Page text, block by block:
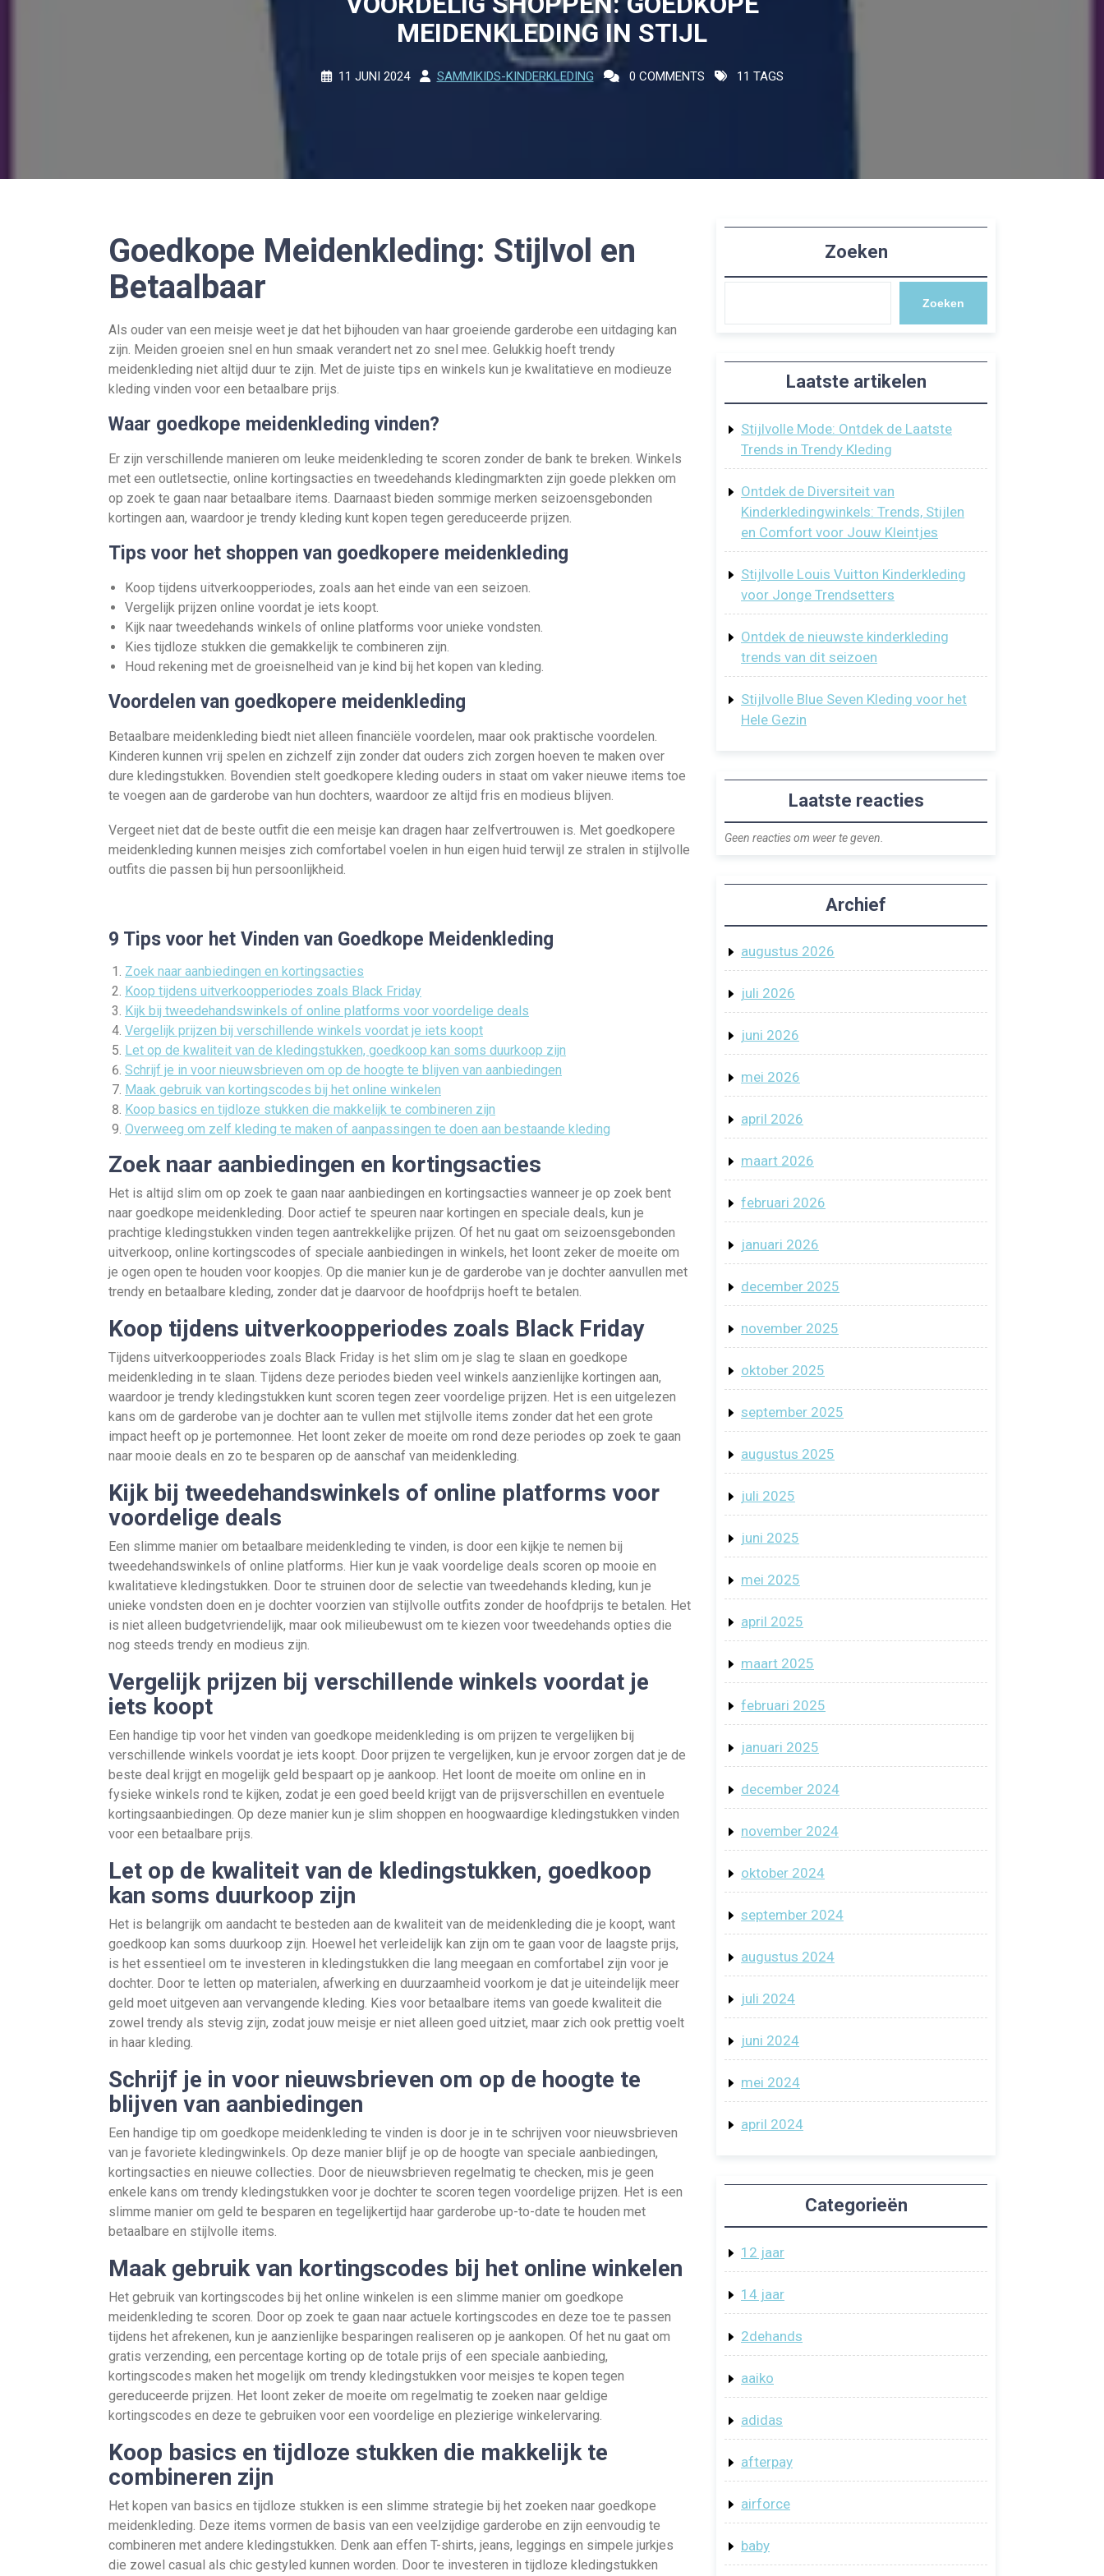
MEIDENKLEDING IN STIJL
11 JUNI 2024 SAMMIKIDS-KINDERKLEDING 0 COMMENTS 11 TAGS
Goedkope Meidenkleding: Stijlvol en
Betaalbaar
Als ouder van een meisje weet je dat het bijhouden van haar groeiende garderobe een uitdaging kan
zijn. Meiden groeien snel en hun smaak verandert net zo snel mee. Gelukkig hoeft trendy
meidenkleding niet altijd duur te zijn. Met de juiste tips en winkels kun je kwalitatieve en modieuze
kleding vinden voor een betaalbare prijs.
Waar goedkope meidenkleding vinden?
Er zijn verschillende manieren om leuke meidenkleding te scoren zonder de bank te breken. Winkels
met een outletsectie, online kortingsacties en tweedehands kledingmarkten zijn goede plekken om
op zoek te gaan naar betaalbare items. Daarnaast bieden sommige merken seizoensgebonden
kortingen aan, waardoor je trendy kleding kunt kopen tegen gereduceerde prijzen.
Tips voor het shoppen van goedkopere meidenkleding
Koop tijdens uitverkoopperiodes, zoals aan het einde van een seizoen.
Vergelijk prijzen online voordat je iets koopt.
Kijk naar tweedehands winkels of online platforms voor unieke vondsten.
Kies tijdloze stukken die gemakkelijk te combineren zijn.
Houd rekening met de groeisnelheid van je kind bij het kopen van kleding.
Voordelen van goedkopere meidenkleding
Betaalbare meidenkleding biedt niet alleen financiële voordelen, maar ook praktische voordelen.
Kinderen kunnen vrij spelen en zichzelf zijn zonder dat ouders zich zorgen hoeven te maken over
dure kledingstukken. Bovendien stelt goedkopere kleding ouders in staat om vaker nieuwe items toe
te voegen aan de garderobe van hun dochters, waardoor ze altijd fris en modieus blijven.
Vergeet niet dat de beste outfit die een meisje kan dragen haar zelfvertrouwen is. Met goedkopere
meidenkleding kunnen meisjes zich comfortabel voelen in hun eigen huid terwijl ze stralen in stijlvolle
outfits die passen bij hun persoonlijkheid.
9 Tips voor het Vinden van Goedkope Meidenkleding
Zoek naar aanbiedingen en kortingsacties
Koop tijdens uitverkoopperiodes zoals Black Friday
Kijk bij tweedehandswinkels of online platforms voor voordelige deals
Vergelijk prijzen bij verschillende winkels voordat je iets koopt
Let op de kwaliteit van de kledingstukken, goedkoop kan soms duurkoop zijn
Schrijf je in voor nieuwsbrieven om op de hoogte te blijven van aanbiedingen
Maak gebruik van kortingscodes bij het online winkelen
Koop basics en tijdloze stukken die makkelijk te combineren zijn
Overweeg om zelf kleding te maken of aanpassingen te doen aan bestaande kleding
Zoek naar aanbiedingen en kortingsacties
Het is altijd slim om op zoek te gaan naar aanbiedingen en kortingsacties wanneer je op zoek bent
naar goedkope meidenkleding. Door actief te speuren naar kortingen en speciale deals, kun je
prachtige kledingstukken vinden tegen aantrekkelijke prijzen. Of het nu gaat om seizoensgebonden
uitverkoop, online kortingscodes of speciale aanbiedingen in winkels, het loont zeker de moeite om
je ogen open te houden voor koopjes. Op die manier kun je de garderobe van je dochter aanvullen met
trendy en betaalbare kleding, zonder dat je daarvoor de hoofdprijs hoeft te betalen.
Koop tijdens uitverkoopperiodes zoals Black Friday
Tijdens uitverkoopperiodes zoals Black Friday is het slim om je slag te slaan en goedkope
meidenkleding in te slaan. Tijdens deze periodes bieden veel winkels aanzienlijke kortingen aan,
waardoor je trendy kledingstukken kunt scoren tegen zeer voordelige prijzen. Het is een uitgelezen
kans om de garderobe van je dochter aan te vullen met stijlvolle items zonder dat het een grote
impact heeft op je portemonnee. Het loont zeker de moeite om rond deze periodes op zoek te gaan
naar mooie deals en zo te besparen op de aanschaf van meidenkleding.
Kijk bij tweedehandswinkels of online platforms voor
voordelige deals
Een slimme manier om betaalbare meidenkleding te vinden, is door een kijkje te nemen bij
tweedehandswinkels of online platforms. Hier kun je vaak voordelige deals scoren op mooie en
kwalitatieve kledingstukken. Door te struinen door de selectie van tweedehands kleding, kun je
unieke vondsten doen en je dochter voorzien van stijlvolle outfits zonder de hoofdprijs te betalen. Het
is niet alleen budgetvriendelijk, maar ook milieubewust om te kiezen voor tweedehands opties die
nog steeds trendy en modieus zijn.
Vergelijk prijzen bij verschillende winkels voordat je
iets koopt
Een handige tip voor het vinden van goedkope meidenkleding is om prijzen te vergelijken bij
verschillende winkels voordat je iets koopt. Door prijzen te vergelijken, kun je ervoor zorgen dat je de
beste deal krijgt en mogelijk geld bespaart op je aankoop. Het loont de moeite om online en in
fysieke winkels rond te kijken, zodat je een goed beeld krijgt van de prijsverschillen en eventuele
kortingsaanbiedingen. Op deze manier kun je slim shoppen en hoogwaardige kledingstukken vinden
voor een betaalbare prijs.
Let op de kwaliteit van de kledingstukken, goedkoop
kan soms duurkoop zijn
Het is belangrijk om aandacht te besteden aan de kwaliteit van de meidenkleding die je koopt, want
goedkoop kan soms duurkoop zijn. Hoewel het verleidelijk kan zijn om te gaan voor de laagste prijs,
is het essentieel om te investeren in kledingstukken die lang meegaan en comfortabel zijn voor je
dochter. Door te letten op materialen, afwerking en duurzaamheid voorkom je dat je uiteindelijk meer
geld moet uitgeven aan vervangende kleding. Kies voor betaalbare items van goede kwaliteit die
zowel trendy als stevig zijn, zodat jouw meisje er niet alleen goed uitziet, maar zich ook prettig voelt
in haar kleding.
Schrijf je in voor nieuwsbrieven om op de hoogte te
blijven van aanbiedingen
Een handige tip om goedkope meidenkleding te vinden is door je in te schrijven voor nieuwsbrieven
van je favoriete kledingwinkels. Op deze manier blijf je op de hoogte van speciale aanbiedingen,
kortingsacties en nieuwe collecties. Door de nieuwsbrieven regelmatig te checken, mis je geen
enkele kans om trendy kledingstukken voor je dochter te scoren tegen voordelige prijzen. Het is een
slimme manier om geld te besparen en tegelijkertijd haar garderobe up-to-date te houden met
betaalbare en stijlvolle items.
Maak gebruik van kortingscodes bij het online winkelen
Het gebruik van kortingscodes bij het online winkelen is een slimme manier om goedkope
meidenkleding te scoren. Door op zoek te gaan naar actuele kortingscodes en deze toe te passen
tijdens het afrekenen, kun je aanzienlijke besparingen realiseren op je aankopen. Of het nu gaat om
gratis verzending, een percentage korting op de totale prijs of een speciale aanbieding,
kortingscodes maken het mogelijk om trendy kledingstukken voor meisjes te kopen tegen
gereduceerde prijzen. Het loont zeker de moeite om regelmatig te zoeken naar geldige
kortingscodes en deze te gebruiken voor een voordelige en plezierige winkelervaring.
Koop basics en tijdloze stukken die makkelijk te
combineren zijn
Het kopen van basics en tijdloze stukken is een slimme strategie bij het zoeken naar goedkope
meidenkleding. Deze items vormen de basis van een veelzijdige garderobe en zijn eenvoudig te
combineren met andere kledingstukken. Denk aan effen T-shirts, jeans, leggings en simpele jurkjes
die zowel casual als chic gestyled kunnen worden. Door te investeren in tijdloze kledingstukken
Zoeken
Zoeken
Laatste artikelen
Stijlvolle Mode: Ontdek de Laatste
Trends in Trendy Kleding
Ontdek de Diversiteit van
Kinderkledingwinkels: Trends, Stijlen
en Comfort voor Jouw Kleintjes
Stijlvolle Louis Vuitton Kinderkleding
voor Jonge Trendsetters
Ontdek de nieuwste kinderkleding
trends van dit seizoen
Stijlvolle Blue Seven Kleding voor het
Hele Gezin
Laatste reacties
Geen reacties om weer te geven.
Archief
augustus 2026
juli 2026
juni 2026
mei 2026
april 2026
maart 2026
februari 2026
januari 2026
december 2025
november 2025
oktober 2025
september 2025
augustus 2025
juli 2025
juni 2025
mei 2025
april 2025
maart 2025
februari 2025
januari 2025
december 2024
november 2024
oktober 2024
september 2024
augustus 2024
juli 2024
juni 2024
mei 2024
april 2024
Categorieën
12 jaar
14 jaar
2dehands
aaiko
adidas
afterpay
airforce
baby